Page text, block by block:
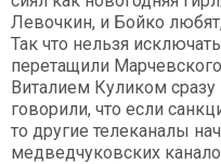
Левочкин, и Бойко
Так что нельзя
перетащили
Виталием Куликом
говорили, что если
то другие телеканалы
медведчуковских